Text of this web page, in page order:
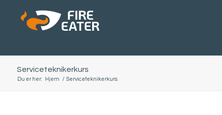
Serviceteknikerkurs
Du er her: Hjem / Serviceteknikerkurs